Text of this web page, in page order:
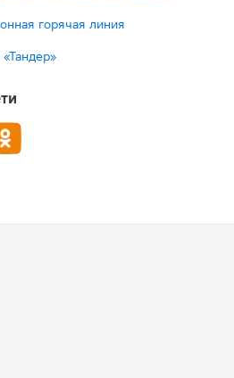
горячая линия